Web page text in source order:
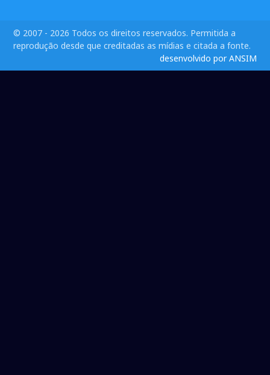
© 2007 - 2026 Todos os direitos reservados. Permitida a
reprodução desde que creditadas as mídias e citada a fonte.
desenvolvido por ANSIM